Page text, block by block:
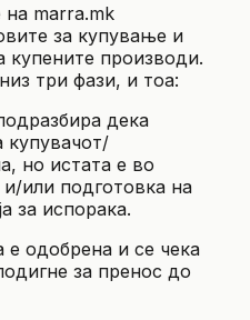
на marra.mk
за купување и
купените производи.
три фази, и тоа:
дека
купувачот/
но истата е во
или подготовка на
за испорака.
одобрена и се чека
за пренос до